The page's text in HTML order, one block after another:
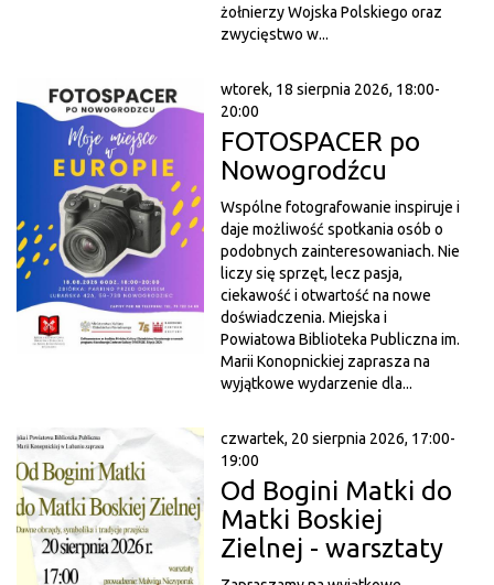
żołnierzy Wojska Polskiego oraz
zwycięstwo w...
wtorek, 18 sierpnia 2026, 18:00-
20:00
FOTOSPACER po
Nowogrodźcu
Wspólne fotografowanie inspiruje i
daje możliwość spotkania osób o
podobnych zainteresowaniach. Nie
liczy się sprzęt, lecz pasja,
ciekawość i otwartość na nowe
doświadczenia. Miejska i
Powiatowa Biblioteka Publiczna im.
Marii Konopnickiej zaprasza na
wyjątkowe wydarzenie dla...
czwartek, 20 sierpnia 2026, 17:00-
19:00
Od Bogini Matki do
Matki Boskiej
Zielnej - warsztaty